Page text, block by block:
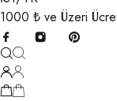
1000 ₺ ve Üzeri